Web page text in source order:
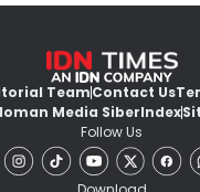
TeamContact Us
Media SiberIndex
Follow Us